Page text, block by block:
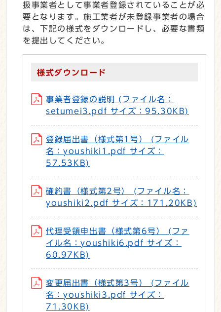
扱事業者として事業者登録されていることが必
要となります。施工業者が未登録事業者の場合
は、下記の様式をダウンロードし、必要な書類
を提出してください。
様式ダウンロード
事業者登録の説明 (ファイル名：
setumei3.pdf サイズ：95.30KB)
登録届出書（様式第1号） (ファイル
名：youshiki1.pdf サイズ：
57.53KB)
確約書（様式第2号） (ファイル名：
youshiki2.pdf サイズ：171.20KB)
代理受領申出書（様式第6号） (ファ
イル名：youshiki6.pdf サイズ：
60.97KB)
変更届出書（様式第3号） (ファイル
名：youshiki3.pdf サイズ：
71.30KB)